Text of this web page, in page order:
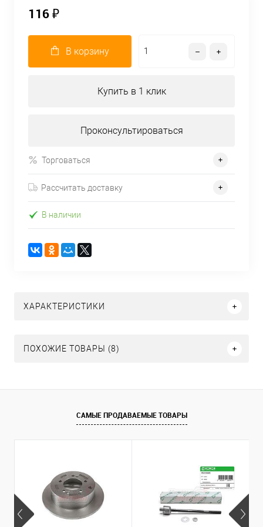
116 ₽
В корзину
Купить в 1 клик
Проконсультироваться
Торговаться
Рассчитать доставку
В наличии
ХАРАКТЕРИСТИКИ
ПОХОЖИЕ ТОВАРЫ (8)
САМЫЕ ПРОДАВАЕМЫЕ ТОВАРЫ